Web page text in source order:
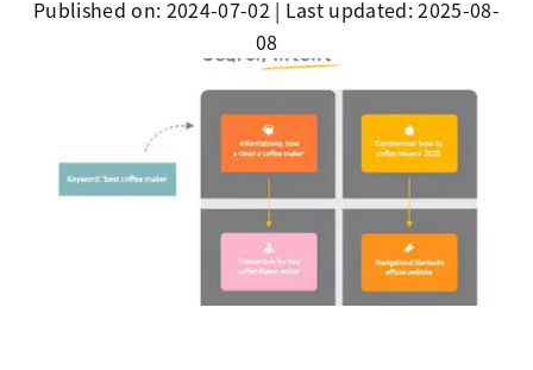
Published on: 2024-07-02 | Last updated:2025-08-
08